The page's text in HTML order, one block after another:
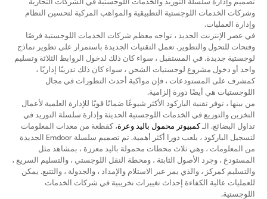
وشركات الخدمات اللوجستية التطبيقية والمواهب المركبة لتحسين النظام
وإدارة العمليات.
في عصر الإنترنت الجديد ، تواجه معظم شركات الخدمات اللوجستية فرصًا
وفتحات للتحول والتطوير. تعمل التقنيات الجديدة باستمرار على تطوير نماذج
لوجستية جديدة. في المستقبل ، سواء كان ذلك لدخول الروابط الثلاثة وتسليم
واحد أو دخول مشروع لوجستيات الشحن ، سواء كان ذلك تدريبًا إداريًا ،
كمشرف على المستودعات ، فإن مواكبة أحدث التطورات في مجال
اللوجستيات هي أيضًا دورة إلزامية.
من بينها ، توفر تقنية الباركود الأكثر شيوعًا ضمانًا قويًا للإدارة العلمية لأعمال
التخزين والتوزيع في الخدمات اللوجستية الحديثة وإدارة سلسلة التوريد في
تداول البضائع. الـكمبيوتر محمول باليد وعرة، كقطعة من معدات المعلومات
لتسجيل الباركود ، يلعب دورا أكثر أهمية. تم تصميم سلسلة Emdoor الجديدة
من المعلومات ، وهي ثلاث محطات محمولة باليد معززة ، بمشاهد مثل
المستودع ، وجرد الأصول الثابتة ، ومحطة النقل اللوجستي ، والتسليم السريع ،
والتسليم كمركز ، والذي يمر عبر الاستلام والإمداد ، والجدولة ، والتتبع. يمكن
للعمليات عالية الكفاءة إحداث تغييرات تخريبية في شركات الخدمات
اللوجستية.